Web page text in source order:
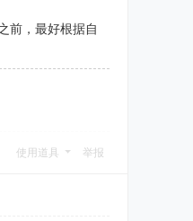
前，最好根据自
使用道具 举报